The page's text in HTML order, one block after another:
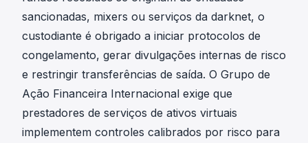
sancionadas, mixers ou serviços da darknet, o
custodiante é obrigado a iniciar protocolos de
congelamento, gerar divulgações internas de risco
e restringir transferências de saída. O Grupo de
Ação Financeira Internacional exige que
prestadores de serviços de ativos virtuais
implementem controles calibrados por risco para